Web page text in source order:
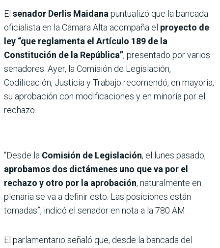
El senador Derlis Maidana puntualizó que la bancada
oficialista en la Cámara Alta acompaña el proyecto de
ley “que reglamenta el Artículo 189 de la
Constitución de la República”, presentado por varios
senadores. Ayer, la Comisión de Legislación,
Codificación, Justicia y Trabajo recomendó, en mayoría,
su aprobación con modificaciones y en minoría por el
rechazo.
“Desde la Comisión de Legislación, el lunes pasado,
aprobamos dos dictámenes uno que va por el
rechazo y otro por la aprobación, naturalmente en
plenaria se va a definir esto. Las posiciones están
tomadas”, indicó el senador en nota a la 780 AM.
El parlamentario señaló que, desde la bancada del